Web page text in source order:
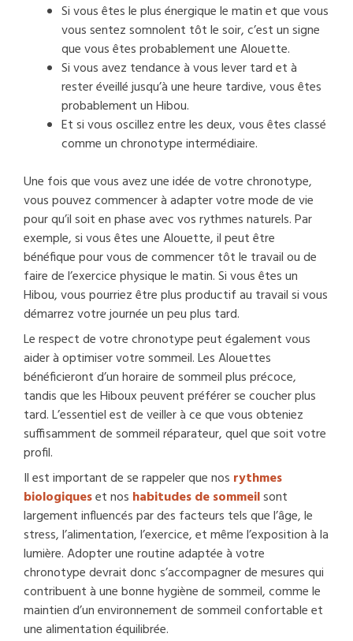
Si vous êtes le plus énergique le matin et que vous
vous sentez somnolent tôt le soir, c’est un signe
que vous êtes probablement une Alouette.
Si vous avez tendance à vous lever tard et à
rester éveillé jusqu’à une heure tardive, vous êtes
probablement un Hibou.
Et si vous oscillez entre les deux, vous êtes classé
comme un chronotype intermédiaire.
Une fois que vous avez une idée de votre chronotype,
vous pouvez commencer à adapter votre mode de vie
pour qu’il soit en phase avec vos rythmes naturels. Par
exemple, si vous êtes une Alouette, il peut être
bénéfique pour vous de commencer tôt le travail ou de
faire de l’exercice physique le matin. Si vous êtes un
Hibou, vous pourriez être plus productif au travail si vous
démarrez votre journée un peu plus tard.
Le respect de votre chronotype peut également vous
aider à optimiser votre sommeil. Les Alouettes
bénéficieront d’un horaire de sommeil plus précoce,
tandis que les Hiboux peuvent préférer se coucher plus
tard. L’essentiel est de veiller à ce que vous obteniez
suffisamment de sommeil réparateur, quel que soit votre
profil.
Il est important de se rappeler que nos rythmes
biologiqueset nos habitudes de sommeilsont
largement influencés par des facteurs tels que l’âge, le
stress, l’alimentation, l’exercice, et même l’exposition à la
lumière. Adopter une routine adaptée à votre
chronotype devrait donc s’accompagner de mesures qui
contribuent à une bonne hygiène de sommeil, comme le
maintien d’un environnement de sommeil confortable et
une alimentation équilibrée.